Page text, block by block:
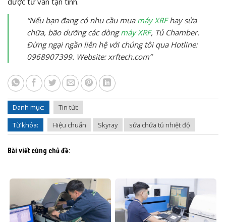
“Nếu bạn đang có nhu cầu mua máy XRFhay sửa
chữa, bão dưỡng các dòngmáy XRF, Tủ Chamber.
Đừng ngại ngần liên hệ với chúng tôi qua Hotline:
0968907399. Website: xrftech.com”
Danh mục:
Tin tức
Từ khóa:
Hiệu chuẩn Skyray sửa chửa tủ nhiệt độ
Bài viết cùng chủ đề: